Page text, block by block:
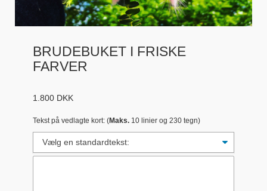
BRUDEBUKET I FRISKE
FARVER
1.800 DKK
Tekst på vedlagte kort: (Maks. 10 linier og 230 tegn)